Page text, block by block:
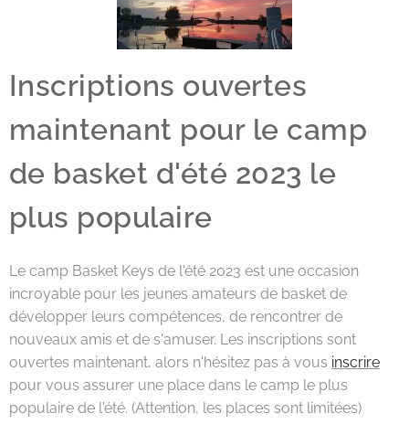
Inscriptions ouvertes
maintenant pour le camp
de basket d'été 2023 le
plus populaire
Le camp Basket Keys de l'été 2023 est une occasion
incroyable pour les jeunes amateurs de basket de
développer leurs compétences, de rencontrer de
nouveaux amis et de s'amuser. Les inscriptions sont
ouvertes maintenant, alors n'hésitez pas à vous inscrire
pour vous assurer une place dans le camp le plus
populaire de l'été. (Attention, les places sont limitées)